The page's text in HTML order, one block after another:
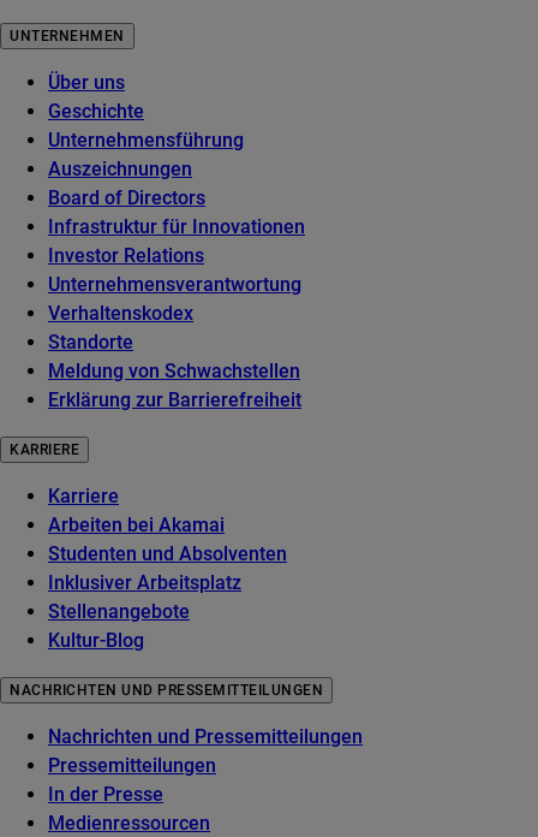
UNTERNEHMEN
Über uns
Geschichte
Unternehmensführung
Auszeichnungen
Board of Directors
Infrastruktur für Innovationen
Investor Relations
Unternehmensverantwortung
Verhaltenskodex
Standorte
Meldung von Schwachstellen
Erklärung zur Barrierefreiheit
KARRIERE
Karriere
Arbeiten bei Akamai
Studenten und Absolventen
Inklusiver Arbeitsplatz
Stellenangebote
Kultur-Blog
NACHRICHTEN UND PRESSEMITTEILUNGEN
Nachrichten und Pressemitteilungen
Pressemitteilungen
In der Presse
Medienressourcen